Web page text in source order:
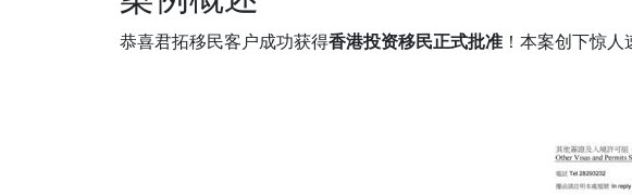
恭喜君拓移民客户成功获得香港投资移民正式批准 ！本案创下惊